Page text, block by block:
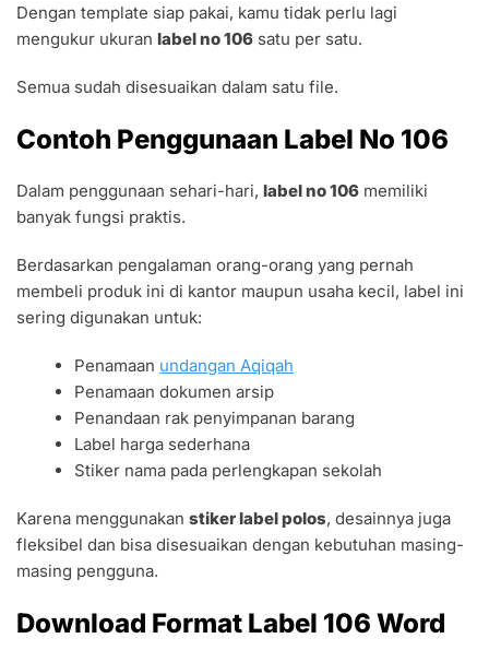
Dengan template siap pakai, kamu tidak perlu lagi
mengukur ukuran label no 106 satu per satu.
Semua sudah disesuaikan dalam satu file.
Contoh Penggunaan Label No 106
Dalam penggunaan sehari-hari, label no 106 memiliki
banyak fungsi praktis.
Berdasarkan pengalaman orang-orang yang pernah
membeli produk ini di kantor maupun usaha kecil, label ini
sering digunakan untuk:
Penamaan undangan Aqiqah
Penamaan dokumen arsip
Penandaan rak penyimpanan barang
Label harga sederhana
Stiker nama pada perlengkapan sekolah
Karena menggunakan stiker label polos, desainnya juga
fleksibel dan bisa disesuaikan dengan kebutuhan masing-
masing pengguna.
Download Format Label 106 Word